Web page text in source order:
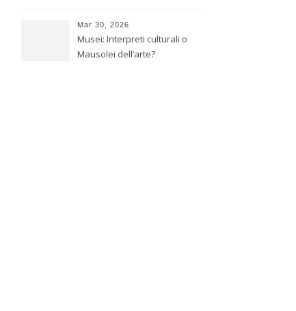
Mar 30, 2026
Musei: Interpreti culturali o
Mausolei dell’arte?